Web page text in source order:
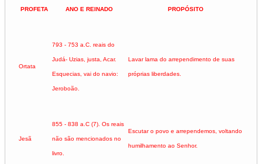
PROFETA ANO E REINADO PROPÓSITO
Ortata
793 - 753 a.C. reais do
Judá- Uzias, justa, Acar.
Esquecias, vai do navio:
Jeroboão.
Lavar lama do arrependimento de suas
próprias liberdades.
Jesã
855 - 838 a.C (7). Os reais
não são mencionados no
livro.
Escutar o povo e arrependemos, voltando
humilhamento ao Senhor.